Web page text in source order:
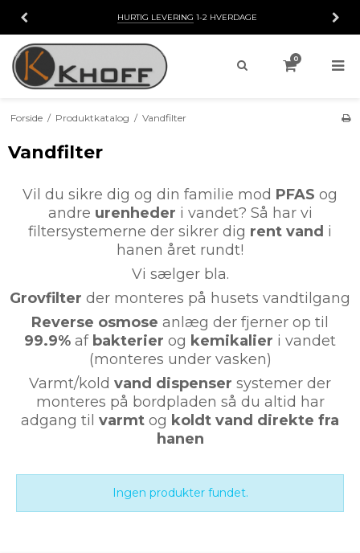
HURTIG LEVERING 1-2 HVERDAGE
0
Forside / Produktkatalog / Vandfilter
Vandfilter
Vil du sikre dig og din familie mod PFAS og
andre urenheder i vandet? Så har vi
filtersystemerne der sikrer dig rent vand i
hanen året rundt!
Vi sælger bla.
Grovfilter der monteres på husets vandtilgang
Reverse osmose anlæg der fjerner op til
99.9% af bakterier og kemikalier i vandet
(monteres under vasken)
Varmt/kold vand dispenser systemer der
monteres på bordpladen så du altid har
adgang til varmt og koldt vand direkte fra
hanen
Ingen produkter fundet.